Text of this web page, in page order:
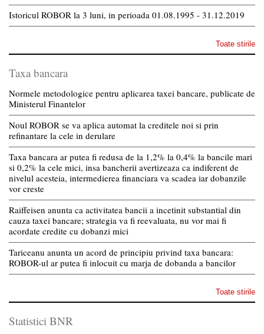
Istoricul ROBOR la 3 luni, in perioada 01.08.1995 - 31.12.2019
Toate stirile
Taxa bancara
Normele metodologice pentru aplicarea taxei bancare, publicate de
Ministerul Finantelor
Noul ROBOR se va aplica automat la creditele noi si prin
refinantare la cele in derulare
Taxa bancara ar putea fi redusa de la 1,2% la 0,4% la bancile mari
si 0,2% la cele mici, insa bancherii avertizeaza ca indiferent de
nivelul acesteia, intermedierea financiara va scadea iar dobanzile
vor creste
Raiffeisen anunta ca activitatea bancii a incetinit substantial din
cauza taxei bancare; strategia va fi reevaluata, nu vor mai fi
acordate credite cu dobanzi mici
Tariceanu anunta un acord de principiu privind taxa bancara:
ROBOR-ul ar putea fi inlocuit cu marja de dobanda a bancilor
Toate stirile
Statistici BNR